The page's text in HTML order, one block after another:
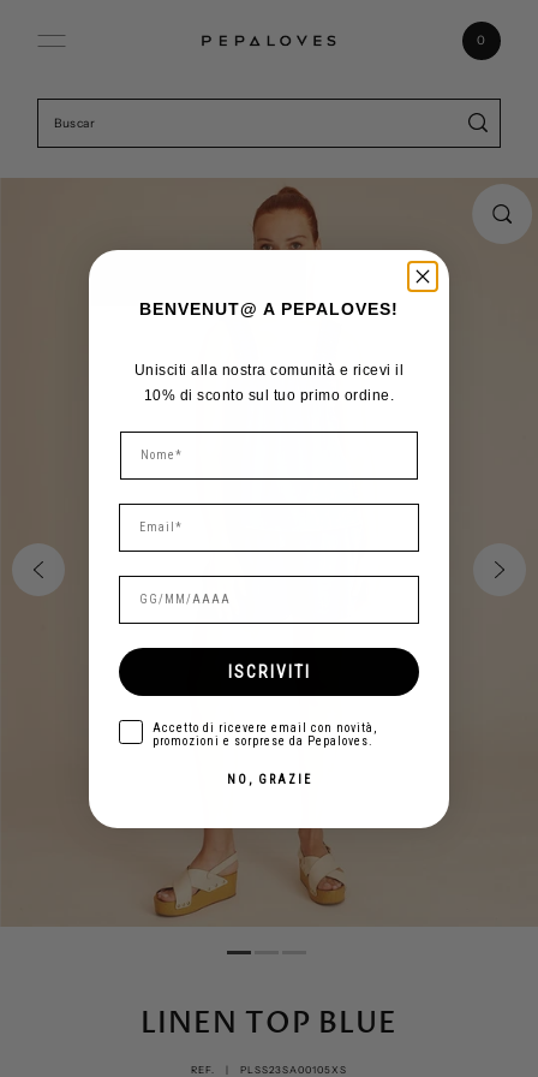
0
LINEN TOP BLUE
REF. | PLSS23SA00105XS
BENVENUT@ A PEPALOVES!
Unisciti alla nostra comunità e ricevi il
10% di sconto sul tuo primo ordine.
ISCRIVITI
aceptarAccetto di ricevere email con novità,
promozioni e sorprese da Pepaloves.
NO, GRAZIE